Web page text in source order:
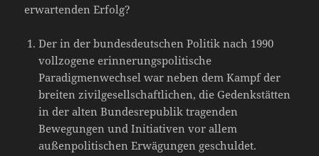
erwartenden Erfolg?
Der in der bundesdeutschen Politik nach 1990
vollzogene erinnerungspolitische
Paradigmenwechsel war neben dem Kampf der
breiten zivilgesellschaftlichen, die Gedenkstätten
in der alten Bundesrepublik tragenden
Bewegungen und Initiativen vor allem
außenpolitischen Erwägungen geschuldet.